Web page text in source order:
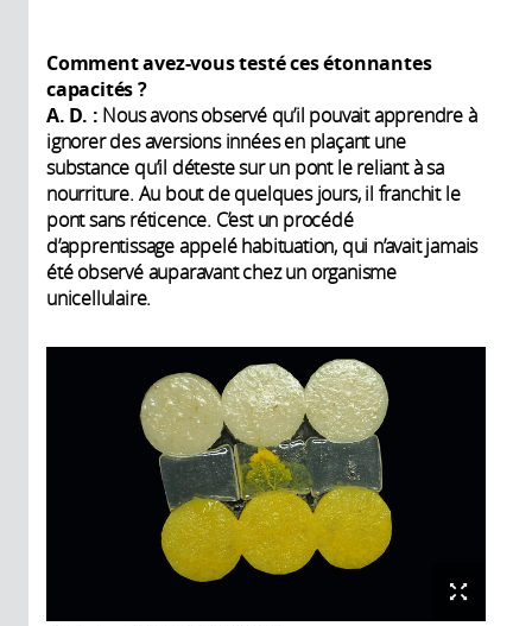
Comment avez-vous testé ces étonnantes
capacités ?
A. D. : Nous avons observé qu’il pouvait apprendre à
ignorer des aversions innées en plaçant une
substance qu’il déteste sur un pont le reliant à sa
nourriture. Au bout de quelques jours, il franchit le
pont sans réticence. C’est un procédé
d’apprentissage appelé habituation, qui n’avait jamais
été observé auparavant chez un organisme
unicellulaire.